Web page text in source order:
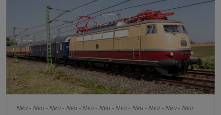
Neu - Neu - Neu - Neu - Neu - Neu - Neu - Neu - Neu - Neu - Neu